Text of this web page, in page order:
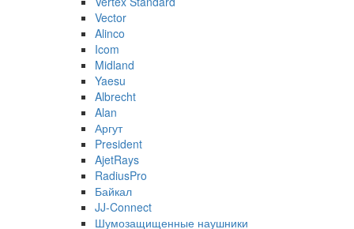
Vector
Alinco
Icom
Midland
Yaesu
Albrecht
Alan
Аргут
President
AjetRays
RadiusPro
Байкал
JJ-Connect
Шумозащищенные наушники